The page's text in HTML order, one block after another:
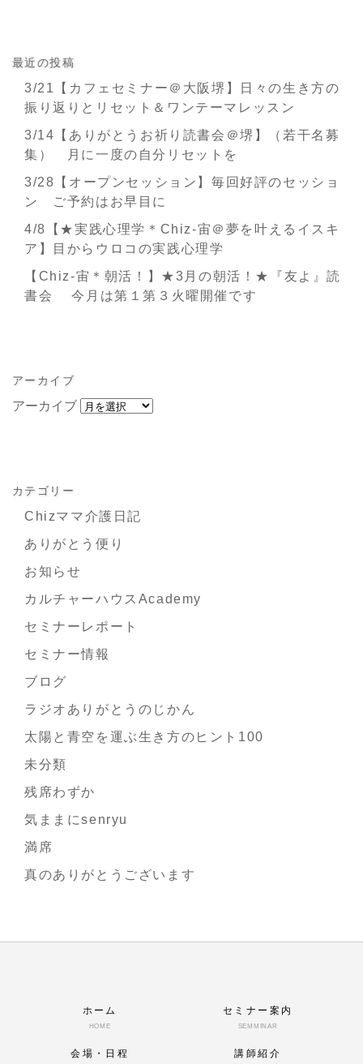
最近の投稿
3/21【カフェセミナー＠大阪堺】日々の生き方の
振り返りとリセット＆ワンテーマレッスン
3/14【ありがとうお祈り読書会＠堺】（若干名募
集） 月に一度の自分リセットを
3/28【オープンセッション】毎回好評のセッショ
ン ご予約はお早目に
4/8【★実践心理学＊Chiz-宙＠夢を叶えるイスキ
ア】目からウロコの実践心理学
【Chiz-宙＊朝活！】★3月の朝活！★『友よ』読
書会 今月は第１第３火曜開催です
アーカイブ
アーカイブ
カテゴリー
Chizママ介護日記
ありがとう便り
お知らせ
カルチャーハウスAcademy
セミナーレポート
セミナー情報
ブログ
ラジオありがとうのじかん
太陽と青空を運ぶ生き方のヒント100
未分類
残席わずか
気ままにsenryu
満席
真のありがとうございます
ホーム
HOME
セミナー案内
SEMMINAR
会場・日程 講師紹介